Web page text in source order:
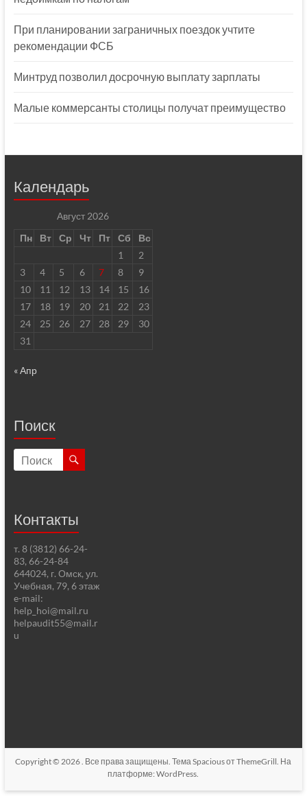
При планировании заграничных поездок учтите
рекомендации ФСБ
Минтруд позволил досрочную выплату зарплаты
Малые коммерсанты столицы получат преимущество
Календарь
Август 2026
Пн
Вт Ср Чт Пт Сб
Вс
1
2
3
4 5 6 7 8
9
10
11 12 13 14 15
16
17
18 19 20 21 22
23
24
25 26 27 28 29
30
31
« Апр
Поиск
Контакты
т. 8 (3812) 66-24-
83, 66-24-84
644024, г. Омск, ул.
Учебная, 79, 6 этаж
e-mail:
help_hoi@mail.ru
helpaudit55@mail.r
u
Copyright © 2026. Все права защищены. ТемаSpaciousот ThemeGrill. На
платформе:WordPress.